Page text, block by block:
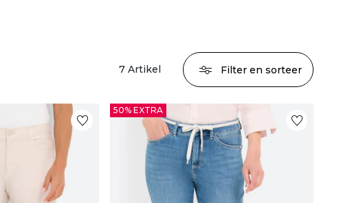
7Artikel Filter en sorteer
50% EXTRA